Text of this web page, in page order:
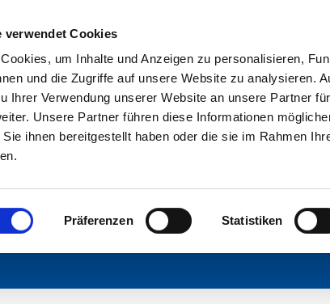
verwendet Cookies
um Inhalte und Anzeigen zu personalisieren,
und die Zugriffe auf unsere Website zu analysieren.
Ihrer Verwendung unserer Website an unsere Partner
Unsere Partner führen diese Informationen
ihnen bereitgestellt haben oder die sie im Rahmen
Präferenzen Statistiken